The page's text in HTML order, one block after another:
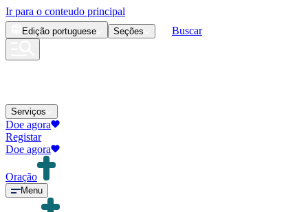
Ir para o conteudo principal
Edição portuguese Seções Buscar
Serviços
Doe agora
Registar
Doe agora
Oração
Menu